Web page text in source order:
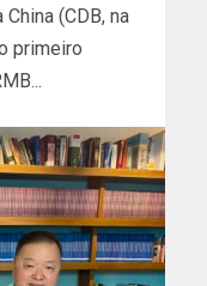
(CDB, na
primeiro